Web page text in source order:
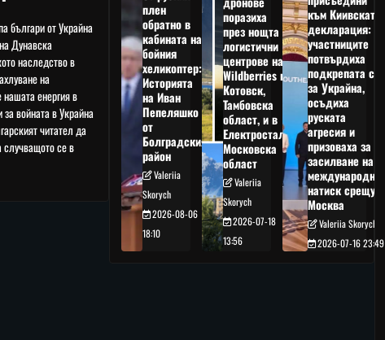
българи от Украйна
Дунавска
наследство в
на
енергия в
войната в Украйна
читател да
случващото се в
плен
обратно в
кабината на
бойния
хеликоптер:
Историята
на Иван
Пепеляшко
от
Болградския
район
Valeriia
Skorych
2026-08-06
18:10
поразиха
през нощта
логистични
центрове на
Wildberries в
Котовск,
Тамбовска
област, и в
Електростал,
Московска
област
Valeriia
Skorych
2026-07-18
13:56
към Киивската
декларация:
участниците
потвърдиха
подкрепата си
за Украйна,
осъдиха
руската
агресия и
призоваха за
засилване на
международния
натиск срещу
Москва
Valeriia Skorych
2026-07-16 23:49